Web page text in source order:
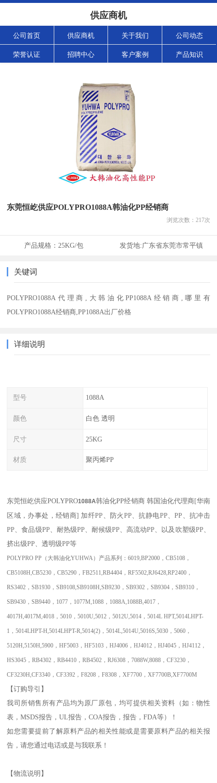
供应商机
公司首页 供应商机 关于我们 公司动态
荣誉认证 招聘中心 客户案例 产品知识
东莞恒屹供应POLYPRO1088A韩油化PP经销商
浏览次数： 217次
产品规格： 25KG/包 发货地:广东省东莞市常平镇
关键词
POLYPRO1088A代理商,大韩油化PP1088A经销商,哪里有
POLYPRO1088A经销商,PP1088A出厂价格
详细说明
型号 1088A
颜色 白色 透明
尺寸 25KG
材质 聚丙烯PP
东莞恒屹供应POLYPRO1088A韩油化PP经销商 韩国油化代理商[华南
区域，办事处，经销商] 加纤PP 、防火PP 、抗静电PP 、PP 、抗冲击
PP 、食品级PP 、耐热级PP 、耐候级PP 、高流动PP 、以及吹塑级PP
挤出级PP 、透明级PP等
POLYPRO PP （大韩油化YUHWA）产品系列：6019,BP2000 ，CB5108 ，
CB5108H,CB5230 ，CB5290 ，FB2511,RB4404 ，RF5502,RJ6428,RP2400 ，
RS3402 ，SB1930 ，SB9108,SB9108H,SB9230 ，SB9302 ，SB9304 ，SB9310 ，
SB9430 ，SB9440 ， 1077 ， 1077M,1088 ， 1088A,1088B,4017 ，
4017H,4017M,4018 ，5010 ，5010U,5012 ，5012U,5014 ，5014L HPT,5014LHPT-
1 ，5014LHPT-H,5014LHPT-R,5014(2) ，5014L,5014U,5016S,5030 ，5060 ，
5120H,5150H,5900 ，HF5003 ，HF5103 ，HJ4006 ，HJ4012 ，HJ4045 ，HJ4112 ，
HS3045 ，RB4302 ，RB4410 ，RB4502 ，RJ6308 ，7088W,8088 ，CF3230 ，
CF3230H,CF3340 ，CF3392 ，F8208 ，F8308 ，XF7700 ，XF7700B,XF7700M
【订购导引】
我司所销售所有产品均为原厂原包，均可提供相关资料（如：物性
表，MSDS报告，UL报告，COA报告，报告，FDA等）！
如您需要提前了解原料产品的相关性能或是需要原料产品的相关报
告，请您通过电话或是与我联系！
【物流说明】